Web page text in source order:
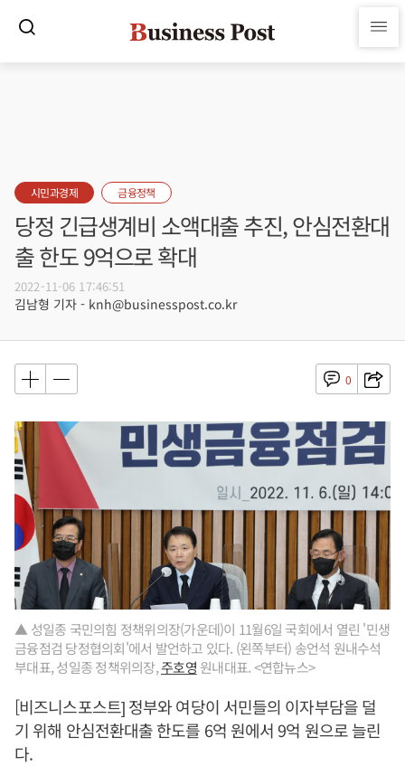
시민과경제 금융정책
당정 긴급생계비 소액대출 추진, 안심전환대
출 한도 9억으로 확대
2022-11-06 17:46:51
김남형 기자 - knh@businesspost.co.kr
0
▲ 성일종 국민의힘 정책위의장(가운데)이 11월6일 국회에서 열린 '민생
금융점검 당정협의회'에서 발언하고 있다. (왼쪽부터) 송언석 원내수석
부대표, 성일종 정책위의장,주호영 원내대표. <연합뉴스>
[비즈니스포스트] 정부와 여당이 서민들의 이자부담을 덜
기 위해 안심전환대출 한도를 6억 원에서 9억 원으로 늘린
다.